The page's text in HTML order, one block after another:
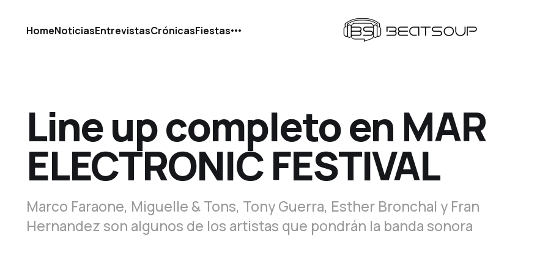
HomeNoticiasEntrevistasCrónicasFiestas
Line up completo en MAR
ELECTRONIC FESTIVAL
Marco Faraone, Miguelle & Tons, Tony Guerra, Esther Bronchal y Fran
Hernandez son algunos de los artistas que pondrán la banda sonora